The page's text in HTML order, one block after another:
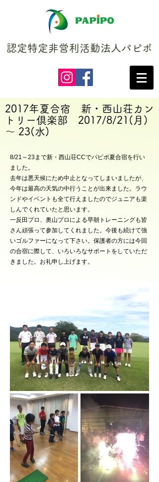
認定特定非営利活動法人パピポ
2017年夏合宿 新・西山荘カン
トリー倶楽部 2017/8/21(月)
～ 23(水)
8/21～23まで新・西山荘CCでパピポ夏合宿を行い
ました。
去年は悪天候にため中止となってしまいましたが、
今年は最高の天気の中行うことが出来ました。ラウ
ンドやイベントも全て行えましたのでジュニアも楽
しんでくれていたと思います。
一反田プロ、奥山プロによる早朝トレーニングも皆
さん頑張って参加してくれました。今後も続けて強
いゴルファーになって下さい。保護者の方には今回
の合宿に際して、いろいろなサポートをしていただ
きました。お礼申し上げます。